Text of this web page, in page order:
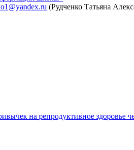
(Рудченко Татьяна
на репродуктивное здоровье